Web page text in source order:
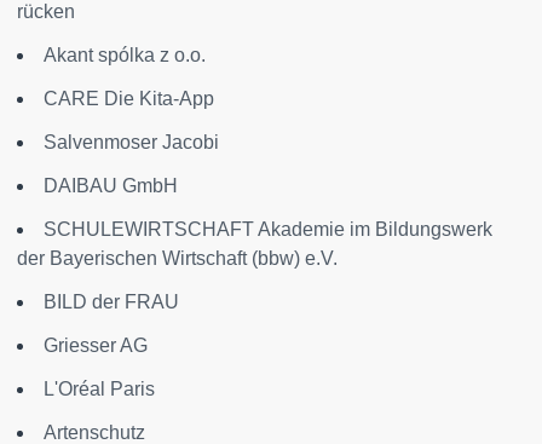
rücken
Akant spólka z o.o.
CARE Die Kita-App
Salvenmoser Jacobi
DAIBAU GmbH
SCHULEWIRTSCHAFT Akademie im Bildungswerk
der Bayerischen Wirtschaft (bbw) e.V.
BILD der FRAU
Griesser AG
L'Oréal Paris
Artenschutz